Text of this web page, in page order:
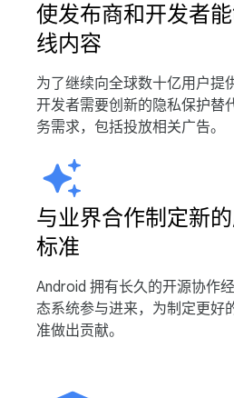
使发布商和开发者
线内容
为了继续向全球数十亿用户提
开发者需要创新的隐私保护替
务需求，包括投放相关广告。
与业界合作制定新
标准
Android 拥有长久的开源协作
态系统参与进来，为制定更好
准做出贡献。